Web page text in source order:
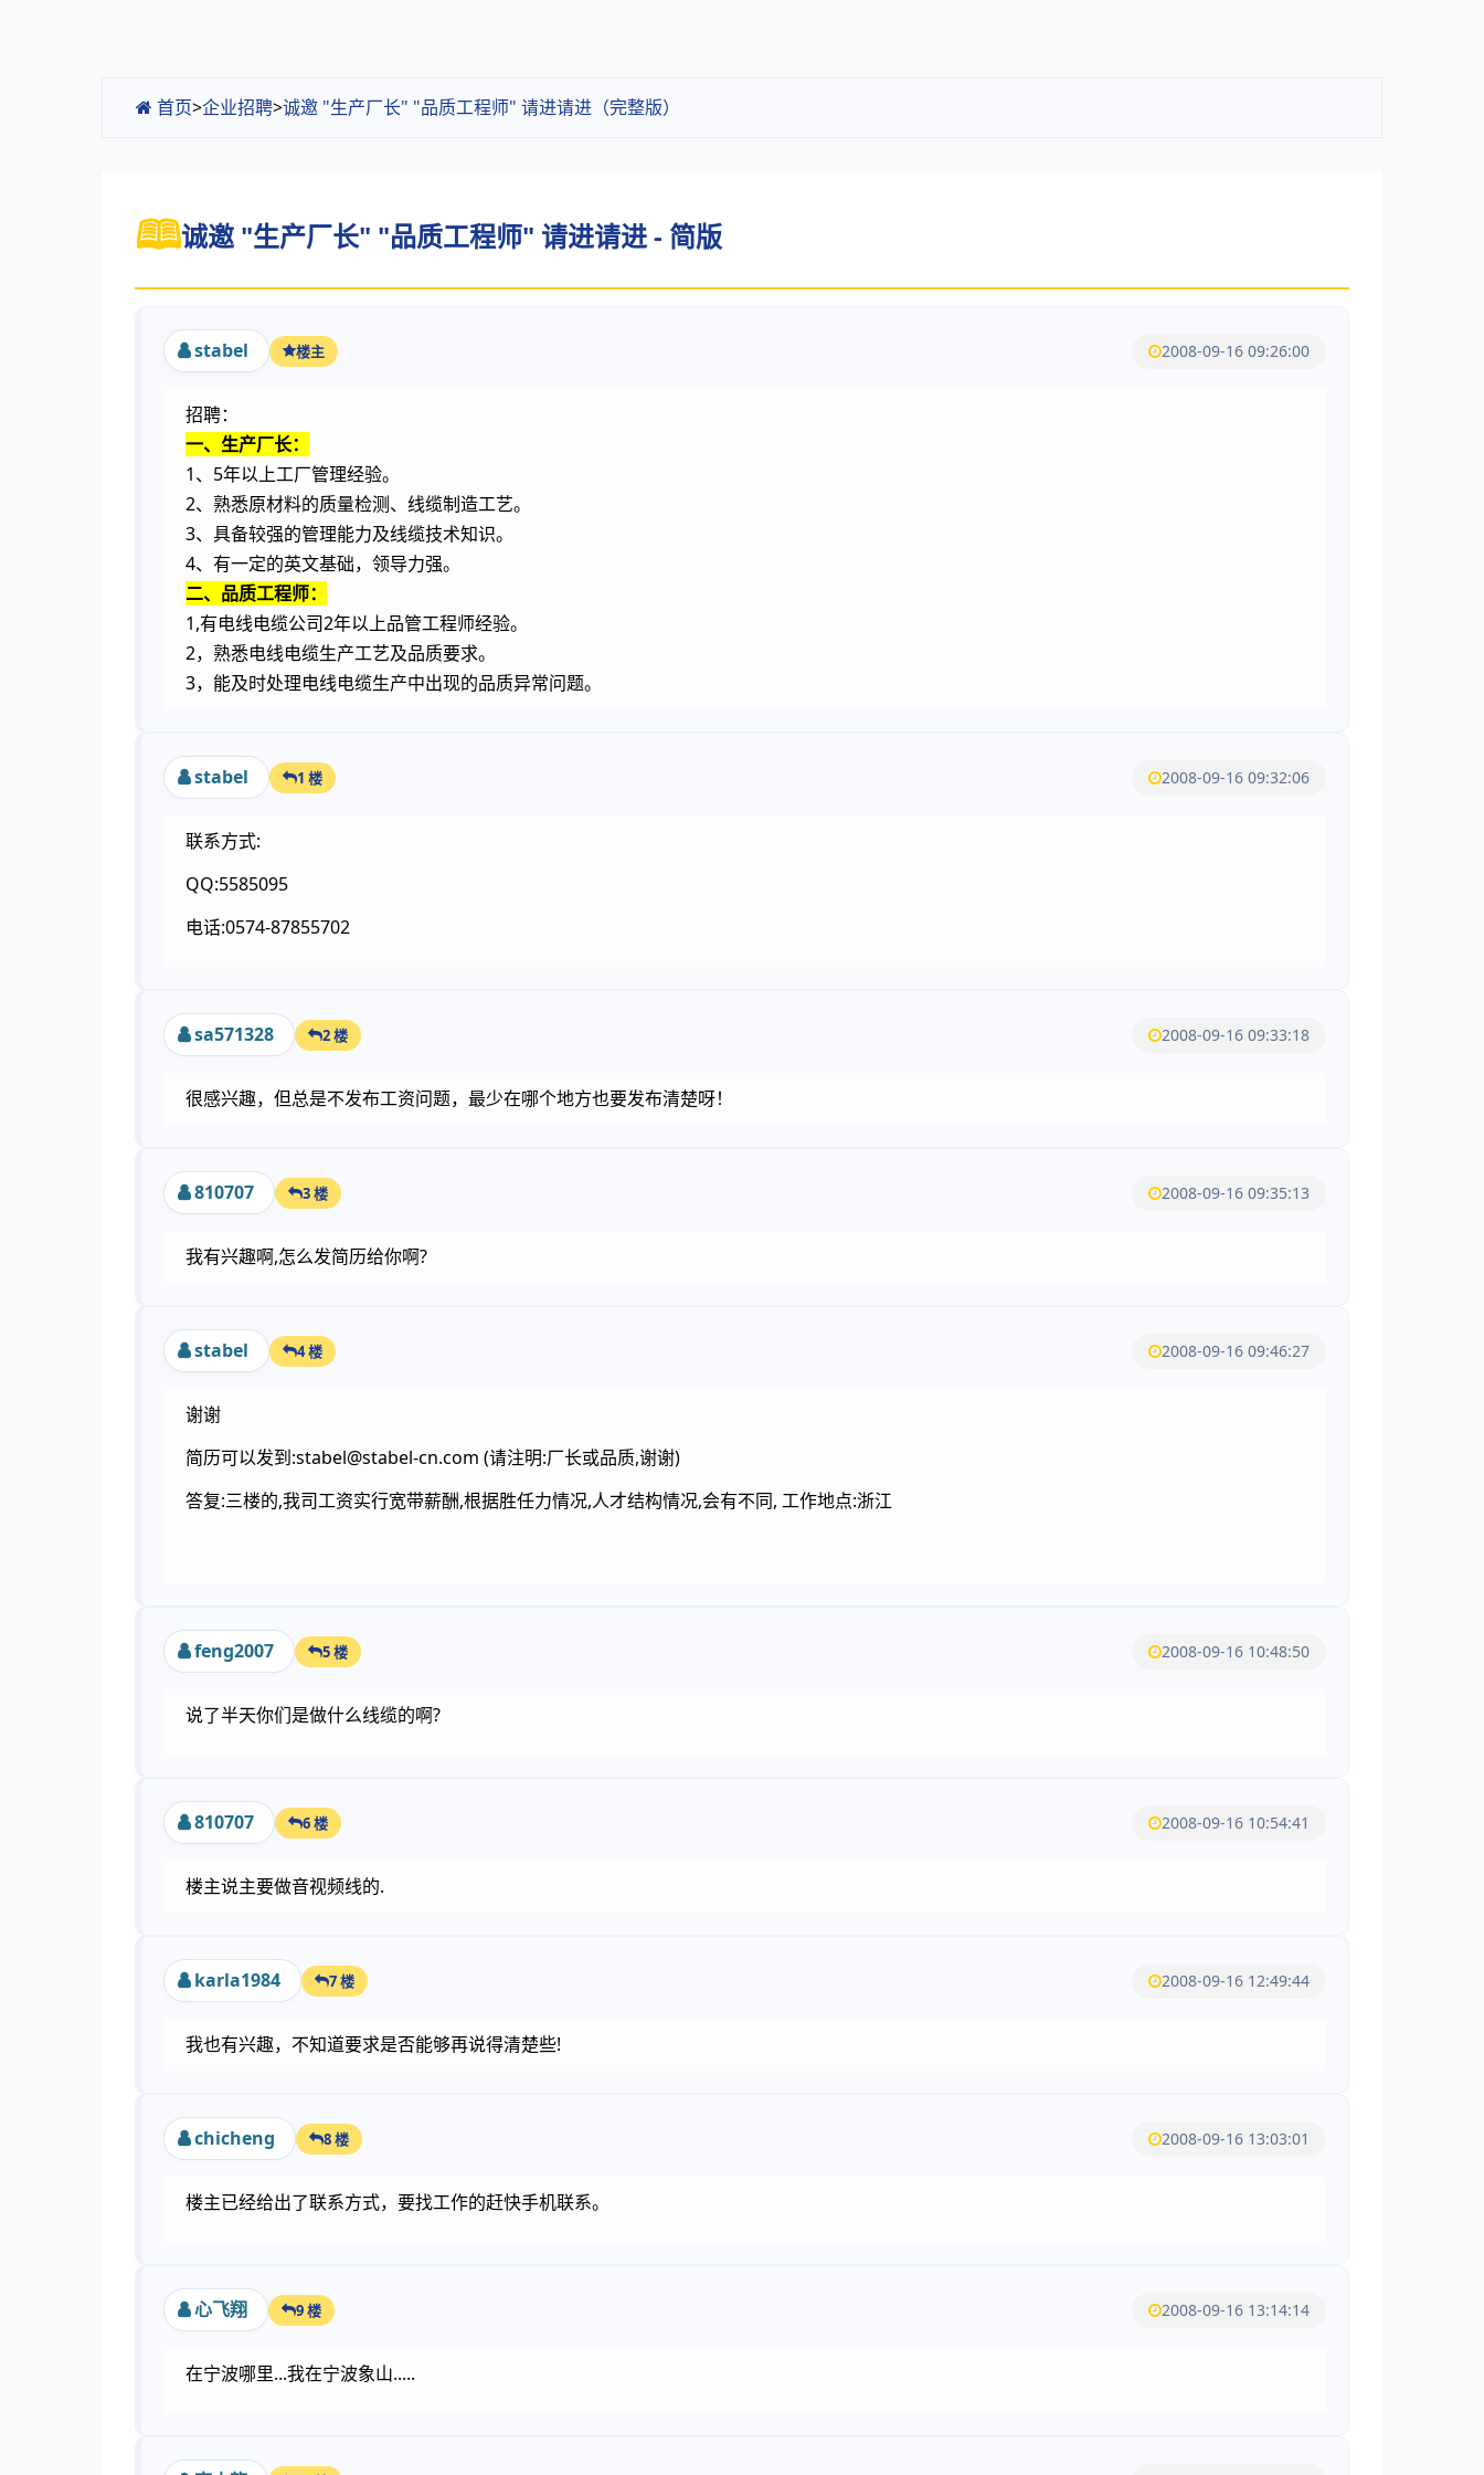
首页>企业招聘>诚邀 "生产厂长" "品质工程师" 请进请进（完整版）
诚邀 "生产厂长" "品质工程师" 请进请进 - 简版
stabel 楼主 2008-09-16 09:26:00
招聘：
一、生产厂长：
1 、 5年以上工厂管理经验。
2、熟悉原材料的质量检测、线缆制造工艺。
3、具备较强的管理能力及线缆技术知识。
4、有一定的英文基础，领导力强。
二、品质工程师：
1,有电线电缆公司2年以上品管工程师经验。
2，熟悉电线电缆生产工艺及品质要求。
3，能及时处理电线电缆生产中出现的品质异常问题。
stabel 1 楼 2008-09-16 09:32:06
联系方式:
QQ:5585095
电话:0574-87855702
sa571328 2 楼 2008-09-16 09:33:18
很感兴趣，但总是不发布工资问题，最少在哪个地方也要发布清楚呀！
810707 3 楼 2008-09-16 09:35:13
我有兴趣啊,怎么发简历给你啊?
stabel 4 楼 2008-09-16 09:46:27
谢谢
简历可以发到:stabel@stabel-cn.com (请注明:厂长或品质,谢谢)
答复:三楼的,我司工资实行宽带薪酬,根据胜任力情况,人才结构情况,会有不同, 工作地点:浙江
feng2007 5 楼 2008-09-16 10:48:50
说了半天你们是做什么线缆的啊?
810707 6 楼 2008-09-16 10:54:41
楼主说主要做音视频线的.
karla1984 7 楼 2008-09-16 12:49:44
我也有兴趣，不知道要求是否能够再说得清楚些!
chicheng 8 楼 2008-09-16 13:03:01
楼主已经给出了联系方式，要找工作的赶快手机联系。
心飞翔 9 楼 2008-09-16 13:14:14
在宁波哪里...我在宁波象山.....